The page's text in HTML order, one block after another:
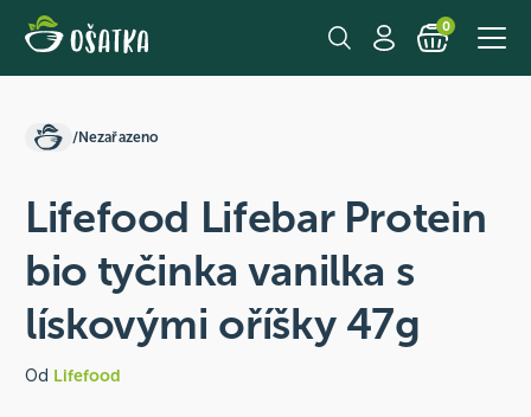
0
/Nezařazeno
Lifefood Lifebar Protein
bio tyčinka vanilka s
lískovými oříšky 47g
Od Lifefood